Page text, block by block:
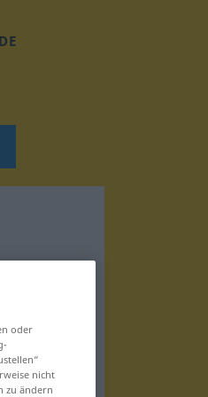
DE
oder
nicht
zu ändern